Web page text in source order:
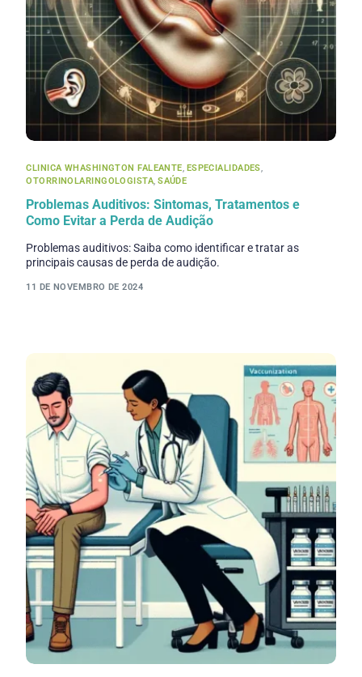
CLINICA WHASHINGTON FALEANTE, ESPECIALIDADES,
OTORRINOLARINGOLOGISTA,SAÚDE
Problemas Auditivos: Sintomas, Tratamentos e
Como Evitar a Perda de Audição
Problemas auditivos: Saiba como identificar e tratar as
principais causas de perda de audição.
11 DE NOVEMBRO DE 2024